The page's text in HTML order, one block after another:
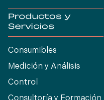
Productos y
Servicios
Consumibles
Medición y Análisis
Control